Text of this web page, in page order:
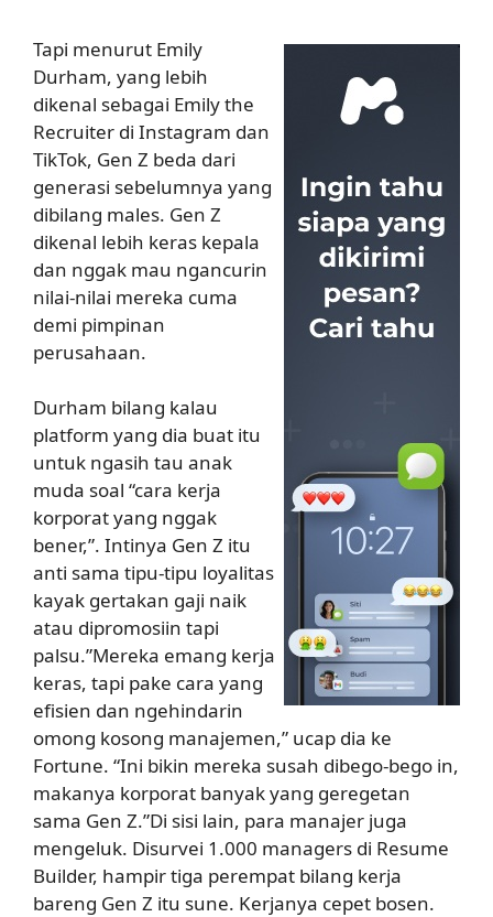
Tapi menurut Emily
Durham, yang lebih
dikenal sebagai Emily the
Recruiter di Instagram dan
TikTok, Gen Z beda dari
generasi sebelumnya yang
dibilang males. Gen Z
dikenal lebih keras kepala
dan nggak mau ngancurin
nilai-nilai mereka cuma
demi pimpinan
perusahaan.
Durham bilang kalau
platform yang dia buat itu
untuk ngasih tau anak
muda soal “cara kerja
korporat yang nggak
bener,”. Intinya Gen Z itu
anti sama tipu-tipu loyalitas
kayak gertakan gaji naik
atau dipromosiin tapi
palsu.”Mereka emang kerja
keras, tapi pake cara yang
efisien dan ngehindarin
omong kosong manajemen,” ucap dia ke
Fortune. “Ini bikin mereka susah dibego-bego in,
makanya korporat banyak yang geregetan
sama Gen Z.”Di sisi lain, para manajer juga
mengeluk. Disurvei 1.000 managers di Resume
Builder, hampir tiga perempat bilang kerja
bareng Gen Z itu sune. Kerjanya cepet bosen.